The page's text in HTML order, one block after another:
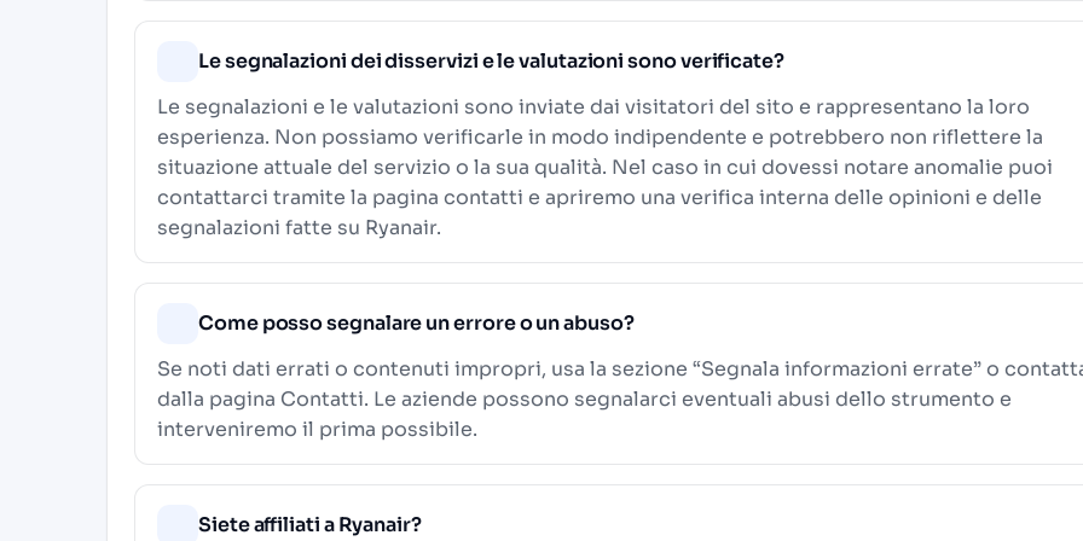
Le segnalazioni dei disservizi e le valutazioni sono verificate?
Le segnalazioni e le valutazioni sono inviate dai visitatori del sito e rappresentano la loro
esperienza. Non possiamo verificarle in modo indipendente e potrebbero non riflettere la
situazione attuale del servizio o la sua qualità. Nel caso in cui dovessi notare anomalie puoi
contattarci tramite la pagina contatti e apriremo una verifica interna delle opinioni e delle
segnalazioni fatte su Ryanair.
Come posso segnalare un errore o un abuso?
Se noti dati errati o contenuti impropri, usa la sezione “Segnala informazioni errate” o
dalla pagina Contatti. Le aziende possono segnalarci eventuali abusi dello strumento e
interveniremo il prima possibile.
Siete affiliati a Ryanair?